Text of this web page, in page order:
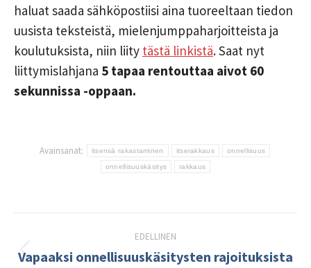
haluat saada sähköpostiisi aina tuoreeltaan tiedon
uusista teksteistä, mielenjumppaharjoitteista ja
koulutuksista, niin liity tästä linkistä. Saat nyt
liittymislahjana 5 tapaa rentouttaa aivot 60
sekunnissa -oppaan.
Avainsanat: itsensä rakastaminen itserakkaus onnellisuus
onnellisuuskäsitys rakkaus
navigation
EDELLINEN
Edellinen
Vapaaksi onnellisuuskäsitysten rajoituksista